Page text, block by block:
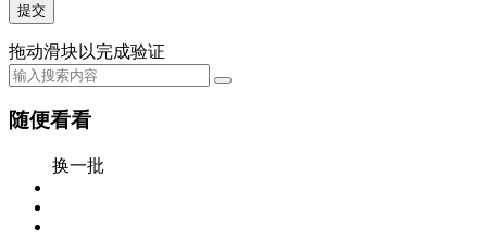
提交
拖动滑块以完成验证
随便看看
换一批